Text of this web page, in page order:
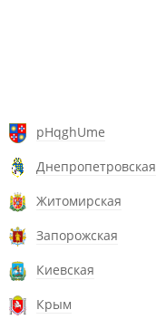
pHqghUme
Днепропетровская
Житомирская
Запорожская
Киевская
Крым